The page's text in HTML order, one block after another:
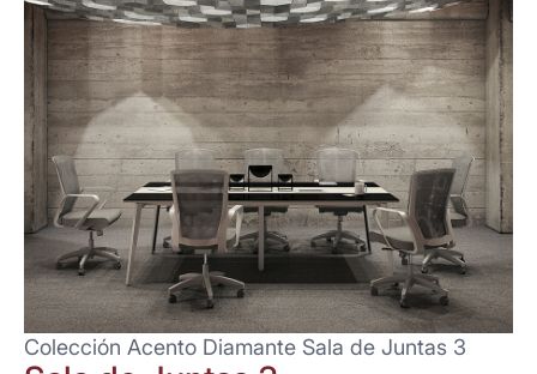
Colección Acento Diamante Sala de Juntas 3